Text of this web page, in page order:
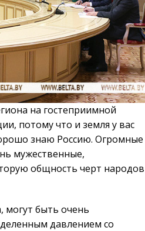
на гостеприимной
потому что и земля у вас
знаю Россию. Огромные
мужественные,
общность черт народов
могут быть очень
давлением со